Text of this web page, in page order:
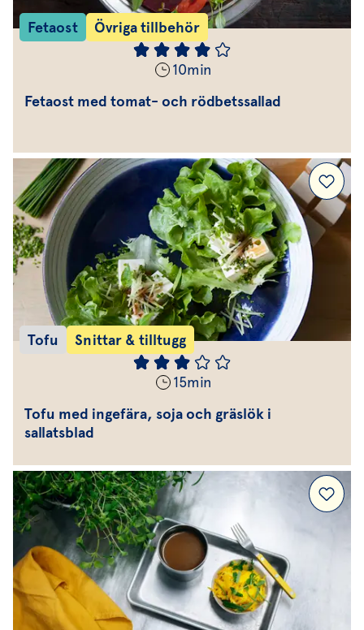
Fetaost Övriga tillbehör
10min
Fetaost med tomat- och rödbetssallad
Tofu Snittar & tilltugg
15min
Tofu med ingefära, soja och gräslök i
sallatsblad